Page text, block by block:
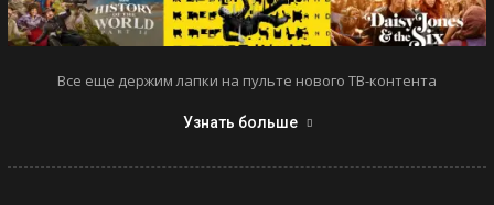
Все еще держим лапки на пульте нового ТВ-контента
Узнать больше